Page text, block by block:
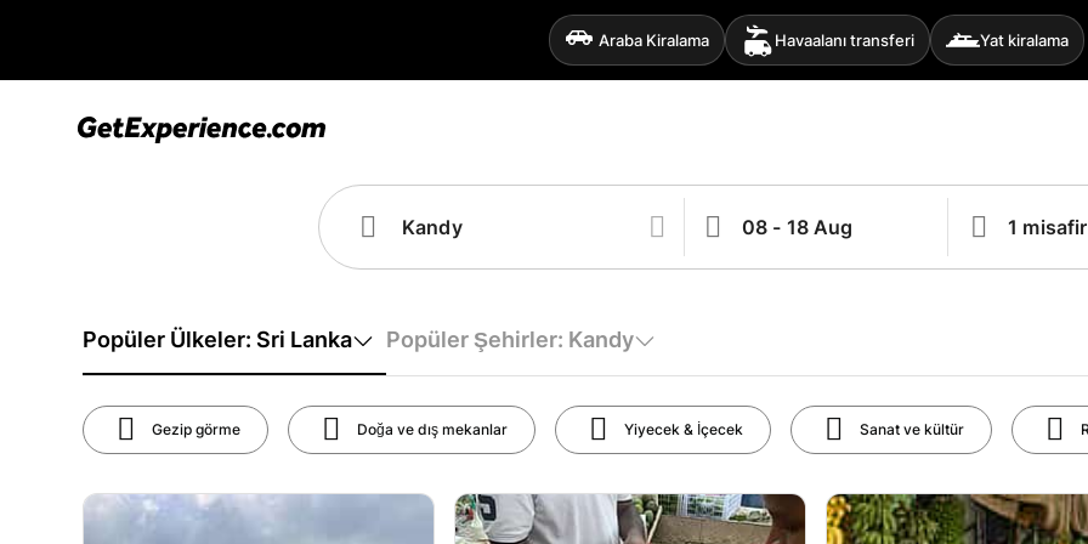
Araba Kiralama Havaalanı transferi Yat kiralama
Popüler Ülkeler: Sri Lanka Popüler Şehirler: Kandy
Gezip görme Doğa ve dış mekanlar Yiyecek & İçecek Sanat ve kültür